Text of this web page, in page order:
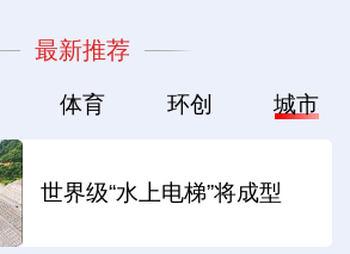
最新推荐
体育 环创 城市
世界级“水上电梯”将成型